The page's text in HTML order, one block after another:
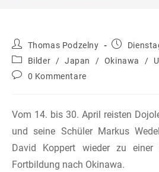
Beitrags-
Autor:
Thomas Podzelny
Beitrag
Beitrags-
Kategorie:
Bilder / Japan / Okinawa /
Beitrags-
0 Kommentare
Vom 14. bis 30. April reisten
und seine Schüler Markus
David Koppert wieder zu einer
Fortbildung nach Okinawa.